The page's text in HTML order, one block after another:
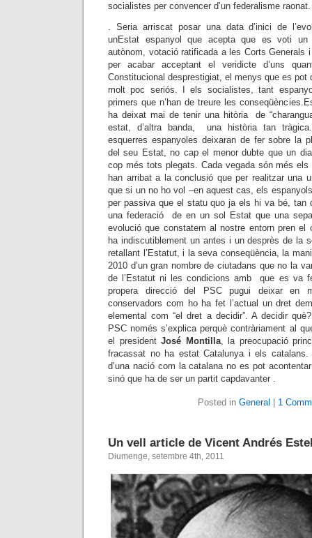
socialistes per convencer d’un federalisme raonat.
. Seria arriscat posar una data d’inici de
unEstat espanyol que acepta que es voti
autònom, votació ratificada a les Corts Generals
per acabar acceptant el veridicte d’uns
Constitucional desprestigiat, el menys que es pot
molt poc seriós. I els socialistes, tant
primers que n’han de treure les
ha deixat mai de tenir una hitòria de
estat, d’altra banda, una història tan
esquerres espanyoles deixaran de fer sobre la
del seu Estat, no cap el menor dubte que un
cop més tots plegats. Cada vegada són més els
han arribat a la conclusió que per realitzar una
que si un no ho vol –en aquest cas, els
per passiva que el statu quo ja els hi va bé, tan
una federació de en un sol Estat que una
evolució que constatem al nostre entorn pren el
ha indiscutiblement un antes i un desprès de la
retallant l’Estatut, i la seva conseqüència, la
2010 d’un gran nombre de ciutadans que no la
de l’Estatut ni les condicions amb que es va
propera direcció del PSC pugui deixar
conservadors com ho ha fet l’actual un dret
elemental com “el dret a decidir”. A decidir
PSC només s’explica perquè contràriament al
el presidentJosé Montilla, la preocupació
fracassat no ha estat Catalunya i els
d’una nació com la catalana no es pot
sinó que ha de ser un partit capdavanter .
Posted in General 1
Un vell article de Vicent Andrés
Diumenge, setembre 4th, 2011